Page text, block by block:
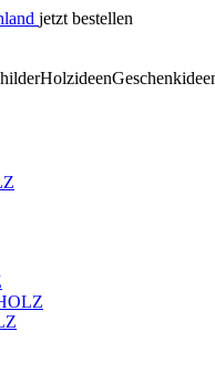
jetzt bestellen
Holzideen